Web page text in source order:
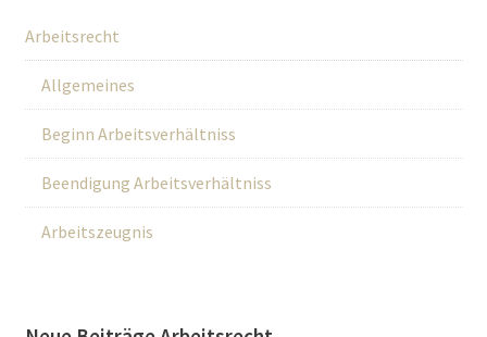
Arbeitsrecht
Allgemeines
Beginn Arbeitsverhältniss
Beendigung Arbeitsverhältniss
Arbeitszeugnis